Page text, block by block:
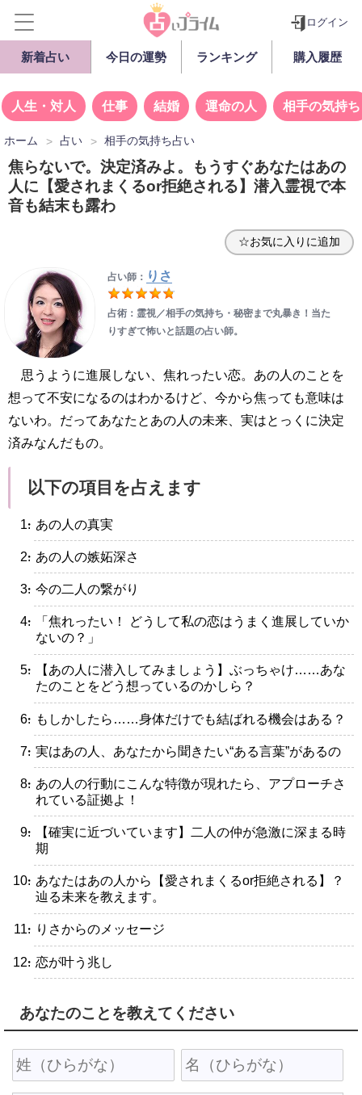
ログイン
新着占い 今日の運勢 ランキング 購入履歴
人生・対人 仕事 結婚 運命の人 相手の気持ち
ホーム 占い 相手の気持ち占い
焦らないで。決定済みよ。もうすぐあなたはあの
人に【愛されまくるor拒絶される】潜入霊視で本
音も結末も露わ
☆お気に入りに追加
占い師： りさ
占術：霊視／相手の気持ち・秘密まで丸暴き！当た
りすぎて怖いと話題の占い師。
思うように進展しない、焦れったい恋。あの人のことを
想って不安になるのはわかるけど、今から焦っても意味は
ないわ。だってあなたとあの人の未来、実はとっくに決定
済みなんだもの。
以下の項目を占えます
・あの人の真実
・あの人の嫉妬深さ
・今の二人の繋がり
・「焦れったい！ どうして私の恋はうまく進展していか
ないの？」
・【あの人に潜入してみましょう】ぶっちゃけ……あな
たのことをどう想っているのかしら？
・もしかしたら……身体だけでも結ばれる機会はある？
・実はあの人、あなたから聞きたい“ある言葉”があるの
・あの人の行動にこんな特徴が現れたら、アプローチさ
れている証拠よ！
・【確実に近づいています】二人の仲が急激に深まる時
期
・あなたはあの人から【愛されまくるor拒絶される】？
辿る未来を教えます。
・りさからのメッセージ
・恋が叶う兆し
あなたのことを教えてください